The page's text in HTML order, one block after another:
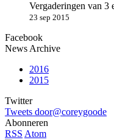
Vergaderingen van 3
23 sep 2015
Facebook
News Archive
2016
2015
Twitter
Tweets door@coreygoode
Abonneren
RSS Atom